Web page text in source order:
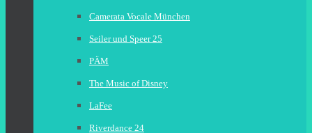
Camerata Vocale München
Seiler und Speer 25
PÄM
The Music of Disney
LaFee
Riverdance 24